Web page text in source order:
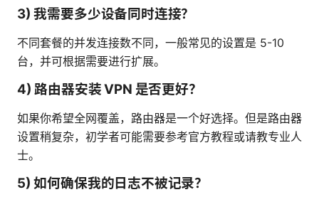
3) 我需要多少设备同时连接？
不同套餐的并发连接数不同，一般常见的设置是 5-10
台，并可根据需要进行扩展。
4) 路由器安装 VPN 是否更好？
如果你希望全网覆盖，路由器是一个好选择。但是路由器
设置稍复杂，初学者可能需要参考官方教程或请教专业人
士。
5) 如何确保我的日志不被记录？